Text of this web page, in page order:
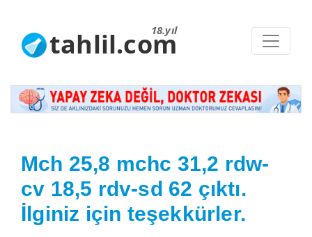
18.yıl
tahlil.com
Mch 25,8 mchc 31,2 rdw-
cv 18,5 rdv-sd 62 çıktı.
İlginiz için teşekkürler.